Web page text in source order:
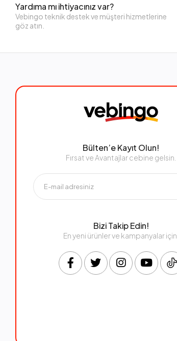
Yardıma mı ihtiyacınız var?
Vebingo teknik destek ve müşteri hizmetlerine
göz atın.
Bülten’e Kayıt Olun!
Fırsat ve Avantajlar cebine gelsin.
Bizi Takip Edin!
En yeni ürünler ve kampanyalar için,